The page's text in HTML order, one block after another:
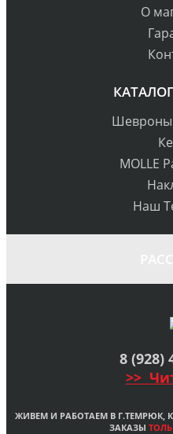
О
Шевроны
MOLLE
Наш
8 (928)
>>
ЖИВЕМ И РАБОТАЕМ В Г.ТЕМРЮК,
ЗАКАЗЫ